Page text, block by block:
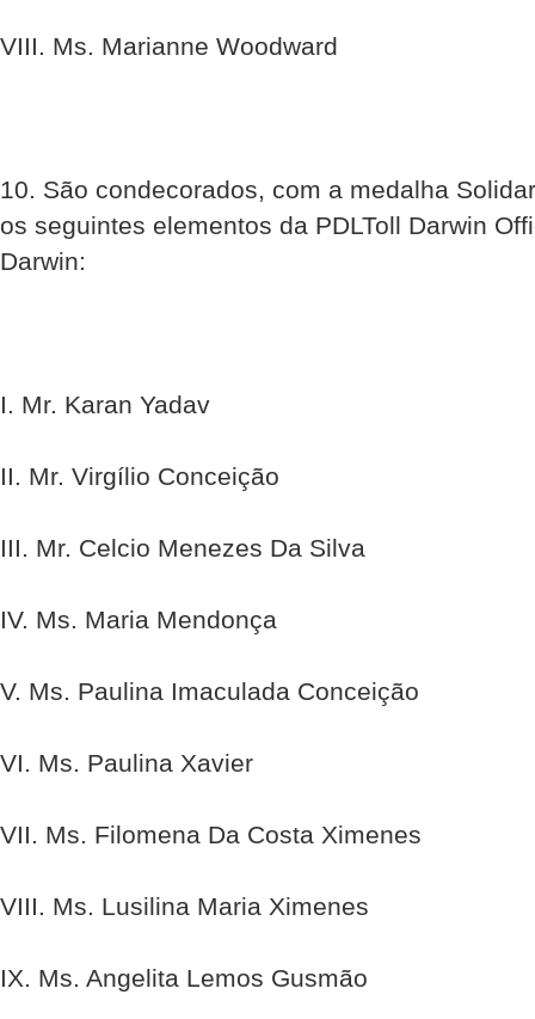
VIII. Ms. Marianne Woodward
10. São condecorados, com a medalha
os seguintes elementos da PDLToll Darwin
Darwin:
I. Mr. Karan Yadav
II. Mr. Virgílio Conceição
III. Mr. Celcio Menezes Da Silva
IV. Ms. Maria Mendonça
V. Ms. Paulina Imaculada Conceição
VI. Ms. Paulina Xavier
VII. Ms. Filomena Da Costa Ximenes
VIII. Ms. Lusilina Maria Ximenes
IX. Ms. Angelita Lemos Gusmão